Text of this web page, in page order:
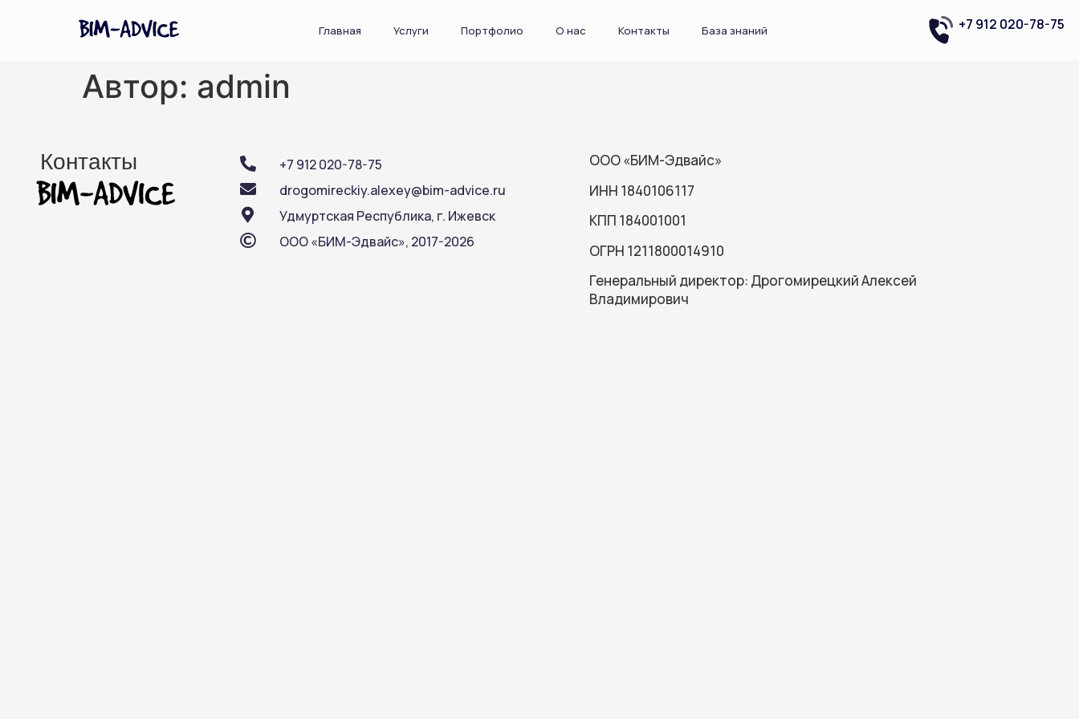
Главная Услуги Портфолио О нас Контакты База знаний +7 912 020-78-75
Автор: admin
Контакты
+7 912 020-78-75
drogomireckiy.alexey@bim-advice.ru
Удмуртская Республика, г. Ижевск
ООО «БИМ-Эдвайс», 2017-2026
ООО «БИМ-Эдвайс»
ИНН 1840106117
КПП 184001001
ОГРН 1211800014910
Генеральный директор: Дрогомирецкий Алексей
Владимирович